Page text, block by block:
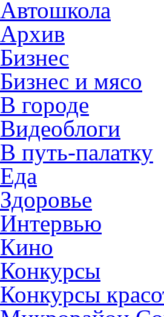
Автошкола
Архив
Бизнес
Бизнес и мясо
В городе
Видеоблоги
В путь-палатку
Еда
Здоровье
Интервью
Кино
Конкурсы
Конкурсы